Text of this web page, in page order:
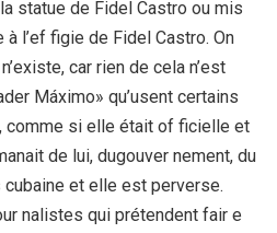
statue de Fidel Castro ou mis
l’ef figie de Fidel Castro. On
car rien de cela n’est
Máximo» qu’usent certains
comme si elle était of ficielle et
de lui, dugouver nement, du
cubaine et elle est perverse.
nalistes qui prétendent fair e